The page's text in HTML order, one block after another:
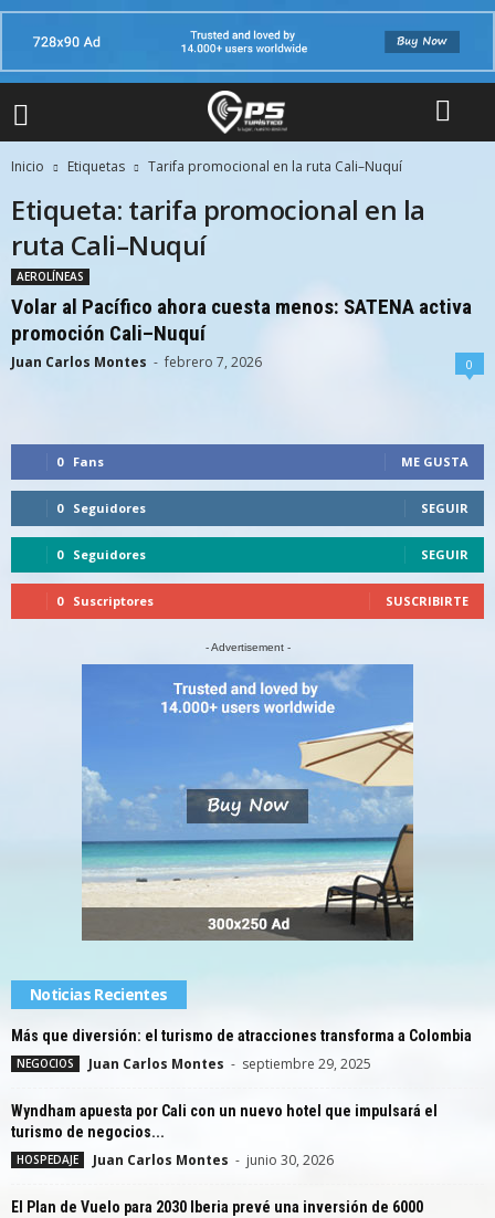
Inicio Etiquetas Tarifa promocional en la ruta Cali–Nuquí
Etiqueta: tarifa promocional en la
ruta Cali–Nuquí
AEROLÍNEAS
Volar al Pacífico ahora cuesta menos: SATENA activa
promoción Cali–Nuquí
Juan Carlos Montes - febrero 7, 2026 0
0 Fans ME GUSTA
0 Seguidores SEGUIR
0 Seguidores SEGUIR
0 Suscriptores SUSCRIBIRTE
- Advertisement -
Noticias Recientes
Más que diversión: el turismo de atracciones transforma a Colombia
NEGOCIOS Juan Carlos Montes - septiembre 29, 2025
Wyndham apuesta por Cali con un nuevo hotel que impulsará el
turismo de negocios...
HOSPEDAJE Juan Carlos Montes - junio 30, 2026
El Plan de Vuelo para 2030 Iberia prevé una inversión de 6000